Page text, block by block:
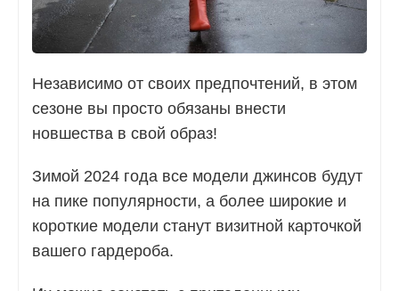
Независимо от своих предпочтений, в этом
сезоне вы просто обязаны внести
новшества в свой образ!
Зимой 2024 года все модели джинсов будут
на пике популярности, а более широкие и
короткие модели станут визитной карточкой
вашего гардероба.